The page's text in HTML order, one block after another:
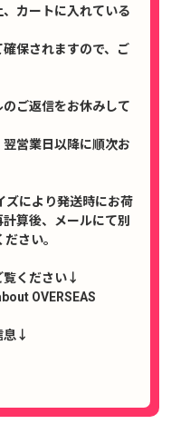
カートに入れている
保されますので、ご
ご返信をお休みして
営業日以降に順次お
ズにより発送時にお荷
算後、メールにて別
さい。
覧ください↓
OVERSEAS
息↓